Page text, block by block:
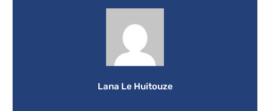
Lana Le Huitouze